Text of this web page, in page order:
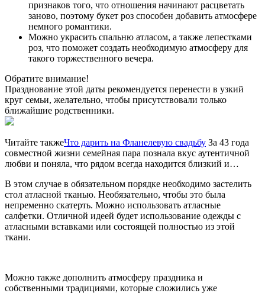
признаков того, что отношения начинают расцветать
заново, поэтому букет роз способен добавить атмосфере
немного романтики.
Можно украсить спальню атласом, а также лепестками
роз, что поможет создать необходимую атмосферу для
такого торжественного вечера.
Обратите внимание!
Празднование этой даты рекомендуется перенести в узкий
круг семьи, желательно, чтобы присутствовали только
ближайшие родственники.
Читайте такжеЧто дарить на Фланелевую свадьбу За 43 года
совместной жизни семейная пара познала вкус аутентичной
любви и поняла, что рядом всегда находится близкий и…
В этом случае в обязательном порядке необходимо застелить
стол атласной тканью. Необязательно, чтобы это была
непременно скатерть. Можно использовать атласные
салфетки. Отличной идеей будет использование одежды с
атласными вставками или состоящей полностью из этой
ткани.
Можно также дополнить атмосферу праздника и
собственными традициями, которые сложились уже